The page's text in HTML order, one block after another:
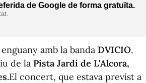
de Google de forma gratuïta.
amb la banda DVICIO,
de la Pista Jardí de L'Alcora,
El concert, que estava previst a